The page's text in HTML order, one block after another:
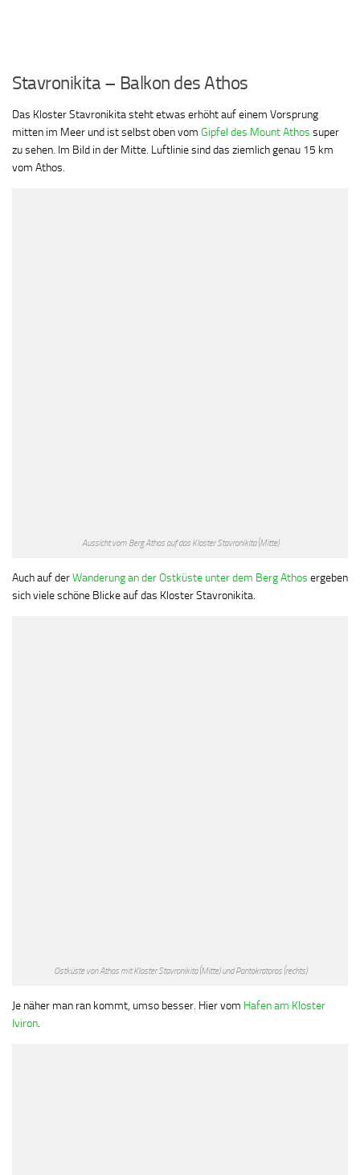
Stavronikita – Balkon des Athos
Das Kloster Stavronikita steht etwas erhöht auf einem Vorsprung
mitten im Meer und ist selbst oben vom Gipfel des Mount Athos super
zu sehen. Im Bild in der Mitte. Luftlinie sind das ziemlich genau 15 km
vom Athos.
Aussicht vom Berg Athos auf das Kloster Stavronikita (Mitte)
Auch auf derWanderung an der Ostküste unter dem Berg Athos ergeben
sich viele schöne Blicke auf das Kloster Stavronikita.
Ostküste von Athos mit Kloster Stavronikita (Mitte) und Pantokratoros (rechts)
Je näher man ran kommt, umso besser. Hier vom Hafen am Kloster
Iviron.